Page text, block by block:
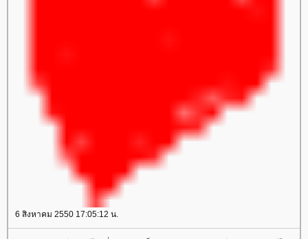
6 สิงหาคม 2550 17:05:12 น.